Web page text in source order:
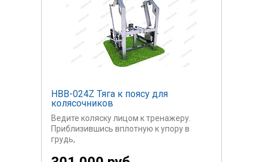
НВВ-024Z Тяга к поясу для
колясочников
Ведите коляску лицом к тренажеру.
Приблизившись вплотную к упору в
грудь,
защелки грузового ящика, сжав ручку, и